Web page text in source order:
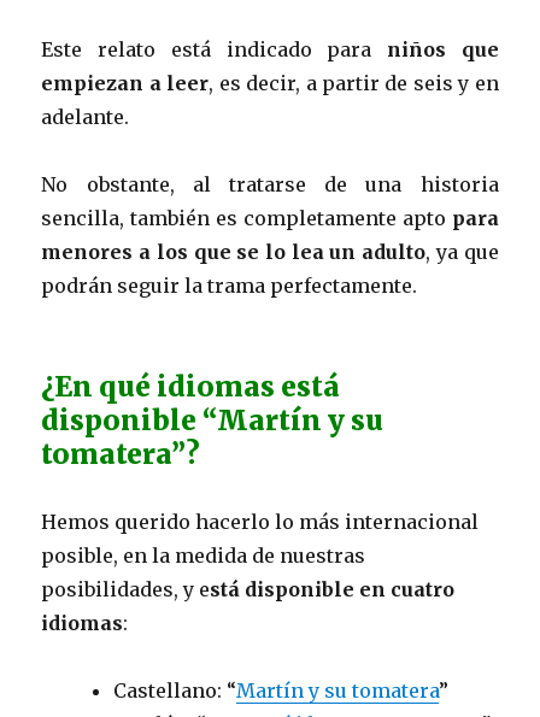
Este relato está indicado para niños que
empiezan a leer, es decir, a partir de seis y en
adelante.
No obstante, al tratarse de una historia
sencilla, también es completamente apto para
menores a los que se lo lea un adulto, ya que
podrán seguir la trama perfectamente.
¿En qué idiomas está
disponible “Martín y su
tomatera”?
Hemos querido hacerlo lo más internacional
posible, en la medida de nuestras
posibilidades, y está disponible en cuatro
idiomas:
Castellano: “Martín y su tomatera”